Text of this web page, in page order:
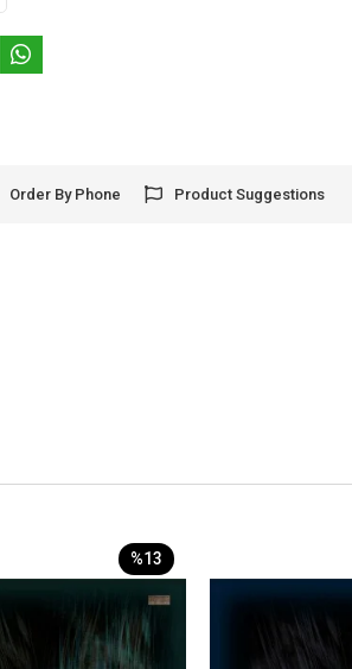
Order By Phone Product Suggestions
%13